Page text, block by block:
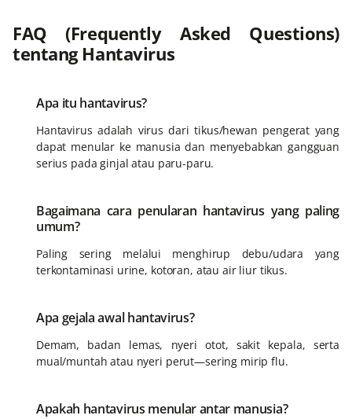
FAQ (Frequently Asked Questions)
tentang Hantavirus
Apa itu hantavirus?
Hantavirus adalah virus dari tikus/hewan pengerat yang
dapat menular ke manusia dan menyebabkan gangguan
serius pada ginjal atau paru-paru.
Bagaimana cara penularan hantavirus yang paling
umum?
Paling sering melalui menghirup debu/udara yang
terkontaminasi urine, kotoran, atau air liur tikus.
Apa gejala awal hantavirus?
Demam, badan lemas, nyeri otot, sakit kepala, serta
mual/muntah atau nyeri perut—sering mirip flu.
Apakah hantavirus menular antar manusia?